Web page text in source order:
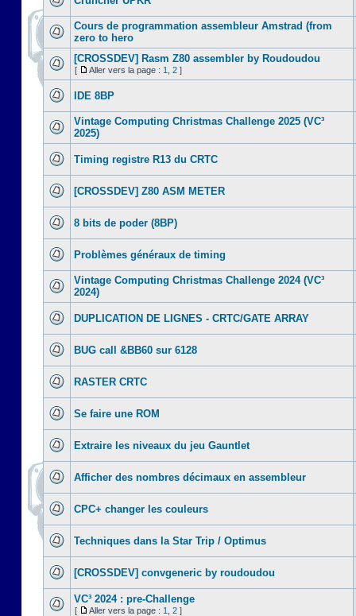
Cours de programmation assembleur Amstrad (from
zero to hero
[CROSSDEV] Rasm Z80 assembler by Roudoudou
[ Aller vers la page : 1 2 ]
IDE 8BP
Vintage Computing Christmas Challenge 2025 (VC³
2025)
Timing registre R13 du CRTC
[CROSSDEV] Z80 ASM METER
8 bits de poder (8BP)
Problèmes généraux de timing
Vintage Computing Christmas Challenge 2024 (VC³
2024)
DUPLICATION DE LIGNES - CRTC/GATE ARRAY
BUG call &BB60 sur 6128
RASTER CRTC
Se faire une ROM
Extraire les niveaux du jeu Gauntlet
Afficher des nombres décimaux en assembleur
CPC+ changer les couleurs
Techniques dans la Star Trip / Optimus
[CROSSDEV] convgeneric by roudoudou
VC³ 2024 : pre-Challenge
[ Aller vers la page : 1 2 ]